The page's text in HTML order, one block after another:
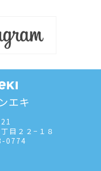
エキ
目２２−１８
0774